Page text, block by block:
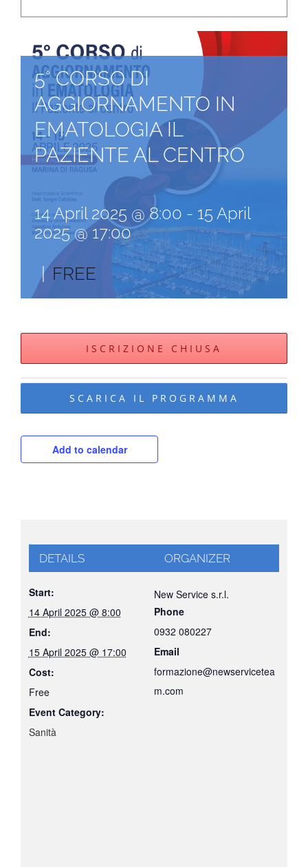
5° CORSO DI
AGGIORNAMENTO IN
EMATOLOGIA IL
PAZIENTE AL CENTRO
14 April 2025 @ 8:00 - 15 April
2025 @ 17:00
| FREE
ISCRIZIONE CHIUSA
SCARICA IL PROGRAMMA
Add to calendar
DETAILS
Start:
14 April 2025 @ 8:00
End:
15 April 2025 @ 17:00
Cost:
Free
Event Category:
Sanità
ORGANIZER
New Service s.r.l.
Phone
0932 080227
Email
formazione@newservicetea
m.com